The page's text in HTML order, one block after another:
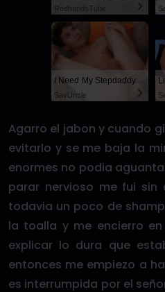
RedhandsTube
I Need My Stepdaddy
SayUncle
Agarro el jabon y cuando
evitarlo y se me baja la
enormes no podia
parar nervioso me fui
todavia un poco de
la toalla y me encierro
explicar lo dura que
entonces me empiezo a
es interrumpida por el